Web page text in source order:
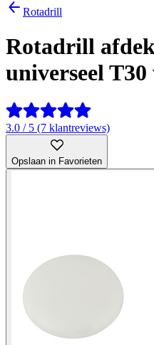
Rotadrill
Rotadrill
universeel
3.0 / 5 (7 klantreviews)
Opslaan in Favorieten